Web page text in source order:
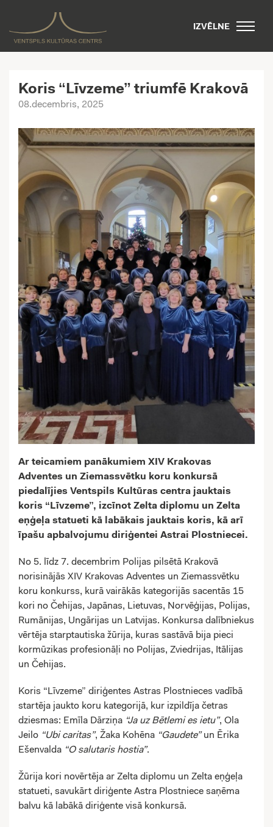
IZVĒLNE
Koris “Līvzeme” triumfē Krakovā
08.decembris, 2025
Ar teicamiem panākumiem XIV Krakovas
Adventes un Ziemassvētku koru konkursā
piedalījies Ventspils Kultūras centra jauktais
koris “Līvzeme”, izcīnot Zelta diplomu un Zelta
eņģeļa statueti kā labākais jauktais koris, kā arī
īpašu apbalvojumu diriģentei Astrai Plostniecei.
No 5. līdz 7. decembrim Polijas pilsētā Krakovā
norisinājās XIV Krakovas Adventes un Ziemassvētku
koru konkurss, kurā vairākās kategorijās sacentās 15
kori no Čehijas, Japānas, Lietuvas, Norvēģijas, Polijas,
Rumānijas, Ungārijas un Latvijas. Konkursa dalībniekus
vērtēja starptautiska žūrija, kuras sastāvā bija pieci
kormūzikas profesionāļi no Polijas, Zviedrijas, Itālijas
un Čehijas.
Koris “Līvzeme” diriģentes Astras Plostnieces vadībā
startēja jaukto koru kategorijā, kur izpildīja četras
dziesmas: Emīla Dārziņa “Ja uz Bētlemi es ietu”, Ola
Jeilo “Ubi caritas”, Žaka Kohēna “Gaudete”un Ērika
Ešenvalda “O salutaris hostia”.
Žūrija kori novērtēja ar Zelta diplomu un Zelta eņģeļa
statueti, savukārt diriģente Astra Plostniece saņēma
balvu kā labākā diriģente visā konkursā.